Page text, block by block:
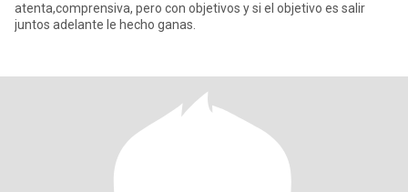
atenta,comprensiva, pero con objetivos y si el objetivo es salir
juntos adelante le hecho ganas.